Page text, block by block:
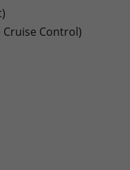
Control)